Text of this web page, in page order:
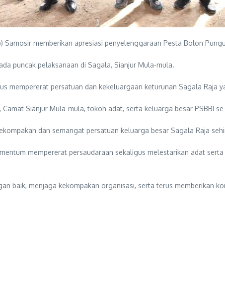
Samosir memberikan apresiasi penyelenggaraan Pesta Bolon
puncak pelaksanaan di Sagala, Sianjur Mula-mula.
mempererat persatuan dan kekeluargaan keturunan Sagala Raja
Sianjur Mula-mula, tokoh adat, serta keluarga besar PSBBI
dan semangat persatuan keluarga besar Sagala Raja
mempererat persaudaraan sekaligus melestarikan adat
baik, menjaga kekompakan organisasi, serta terus memberikan